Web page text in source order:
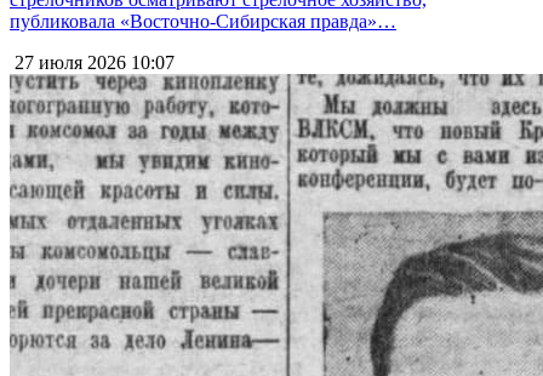
публиковала «Восточно-Сибирская правда»…
27 июля 2026 10:07